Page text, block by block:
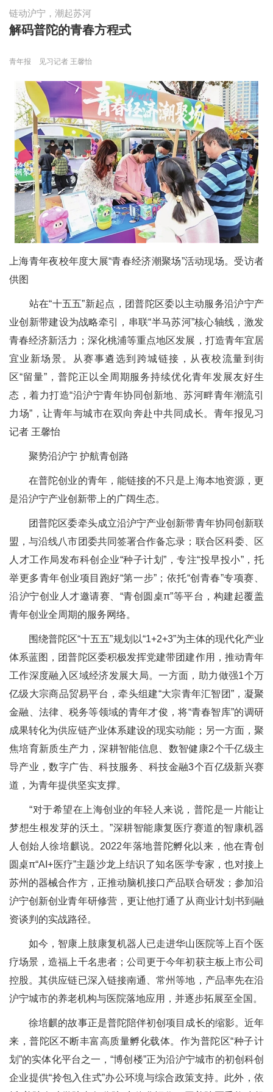
链动沪宁，潮起苏河
解码普陀的青春方程式
青年报 见习记者 王馨怡
上海青年夜校年度大展“青春经济潮聚场”活动现场。受访者
供图
站在“十五五”新起点，团普陀区委以主动服务沿沪宁产
业创新带建设为战略牵引，串联“半马苏河”核心轴线，激发
青春经济新活力；深化桃浦等重点地区发展，打造青年宜居
宜业新场景。从赛事遴选到跨城链接，从夜校流量到街
区“留量”，普陀正以全周期服务持续优化青年发展友好生
态，着力打造“沿沪宁青年协同创新地、苏河畔青年潮流引
力场”，让青年与城市在双向奔赴中共同成长。青年报见习
记者 王馨怡
聚势沿沪宁 护航青创路
在普陀创业的青年，能链接的不只是上海本地资源，更
是沿沪宁产业创新带上的广阔生态。
团普陀区委牵头成立沿沪宁产业创新带青年协同创新联
盟，与沿线八市团委共同签署合作备忘录；联合区科委、区
人才工作局发布科创企业“种子计划”，专注“投早投小”，托
举更多青年创业项目跑好“第一步”；依托“创青春”专项赛、
沿沪宁创业人才邀请赛、“青创圆桌π”等平台，构建起覆盖
青年创业全周期的服务网络。
围绕普陀区“十五五”规划以“1+2+3”为主体的现代化产业
体系蓝图，团普陀区委积极发挥党建带团建作用，推动青年
工作深度融入区域经济发展大局。一方面，助力做强1个万
亿级大宗商品贸易平台，牵头组建“大宗青年汇智团”，凝聚
金融、法律、税务等领域的青年才俊，将“青春智库”的调研
成果转化为供应链产业体系建设的现实动能；另一方面，聚
焦培育新质生产力，深耕智能信息、数智健康2个千亿级主
导产业，数字广告、科技服务、科技金融3个百亿级新兴赛
道，为青年提供坚实支撑。
“对于希望在上海创业的年轻人来说，普陀是一片能让
梦想生根发芽的沃土。”深耕智能康复医疗赛道的智康机器
人创始人徐培麒说。2022年落地普陀孵化以来，他在青创
圆桌π“AI+医疗”主题沙龙上结识了知名医学专家，也对接上
苏州的器械合作方，正推动脑机接口产品联合研发；参加沿
沪宁创新创业青年研修营，更让他打通了从商业计划书到融
资谈判的实战路径。
如今，智康上肢康复机器人已走进华山医院等上百个医
疗场景，造福上千名患者；公司更于今年初获主板上市公司
控股。其供应链已深入链接南通、常州等地，产品率先在沿
沪宁城市的养老机构与医院落地应用，并逐步拓展至全国。
徐培麒的故事正是普陀陪伴初创项目成长的缩影。近年
来，普陀区不断丰富高质量孵化载体。作为普陀区“种子计
划”的实体化平台之一，“博创楼”正为沿沪宁城市的初创科创
企业提供“拎包入住式”办公环境与综合政策支持。此外，依